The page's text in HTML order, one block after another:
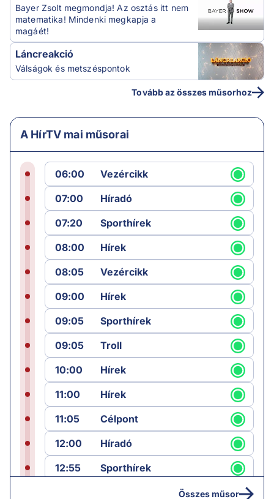
Bayer Zsolt megmondja! Az osztás itt nem
matematika! Mindenki megkapja a
magáét!
Láncreakció
Válságok és metszéspontok
Tovább az összes műsorhoz
A HírTV mai műsorai
06:00
Vezércikk
07:00
Híradó
07:20
Sporthírek
08:00
Hírek
08:05
Vezércikk
09:00
Hírek
09:05
Sporthírek
09:05
Troll
10:00
Hírek
11:00
Hírek
11:05
Célpont
12:00
Híradó
12:55
Sporthírek
Összes műsor